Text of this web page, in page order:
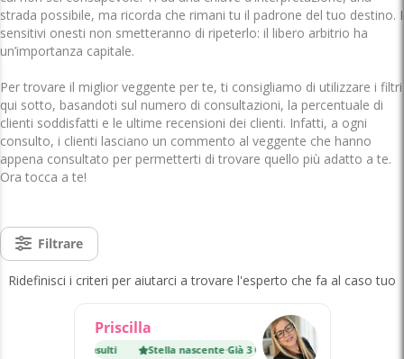
strada possibile, ma ricorda che rimani tu il padrone del tuo destino. I
sensitivi onesti non smetteranno di ripeterlo: il libero arbitrio ha
un’importanza capitale.
Per trovare il miglior veggente per te, ti consigliamo di utilizzare i filtri
qui sotto, basandoti sul numero di consultazioni, la percentuale di
clienti soddisfatti e le ultime recensioni dei clienti. Infatti, a ogni
consulto, i clienti lasciano un commento al veggente che hanno
appena consultato per permetterti di trovare quello più adatto a te.
Ora tocca a te!
Filtrare
Ridefinisci i criteri per aiutarci a trovare l'esperto che fa al caso tuo
Priscilla
Già 3 000 consulti Stella nascente·Già 3 000 consulti